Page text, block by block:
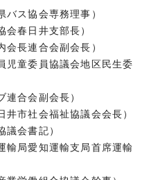
ス協会専務理事）
春日井支部長）
長連合会副会長）
童委員協議会地区民生委
合会副会長）
市社会福祉協議会会長）
会書記）
局愛知運輸支局首席運輸